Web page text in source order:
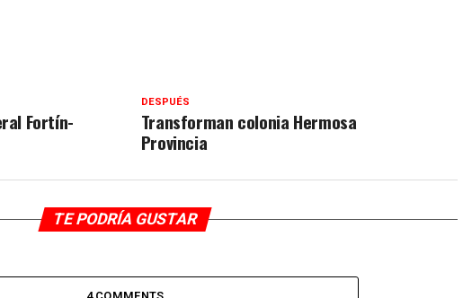
DESPUÉS
Transforman colonia Hermosa
Provincia
Fortín-
TE PODRÍA GUSTAR